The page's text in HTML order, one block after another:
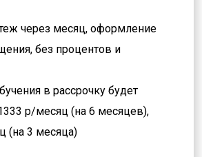
через месяц, оформление
без процентов и
в рассрочку будет
р/месяц (на 6 месяцев),
(на 3 месяца)